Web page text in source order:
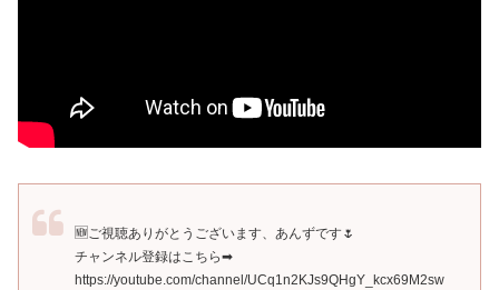
🆕ご視聴ありがとうございます、あんずです🌷
チャンネル登録はこちら➡
https://youtube.com/channel/UCq1n2KJs9QHgY_kcx69M2sw